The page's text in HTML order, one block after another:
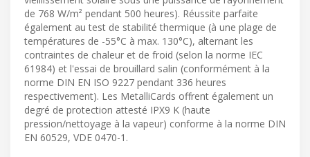
de 768 W/m² pendant 500 heures). Réussite parfaite
également au test de stabilité thermique (à une plage de
températures de -55°C à max. 130°C), alternant les
contraintes de chaleur et de froid (selon la norme IEC
61984) et l'essai de brouillard salin (conformément à la
norme DIN EN ISO 9227 pendant 336 heures
respectivement). Les MetalliCards offrent également un
degré de protection attesté IPX9 K (haute
pression/nettoyage à la vapeur) conforme à la norme DIN
EN 60529, VDE 0470-1.